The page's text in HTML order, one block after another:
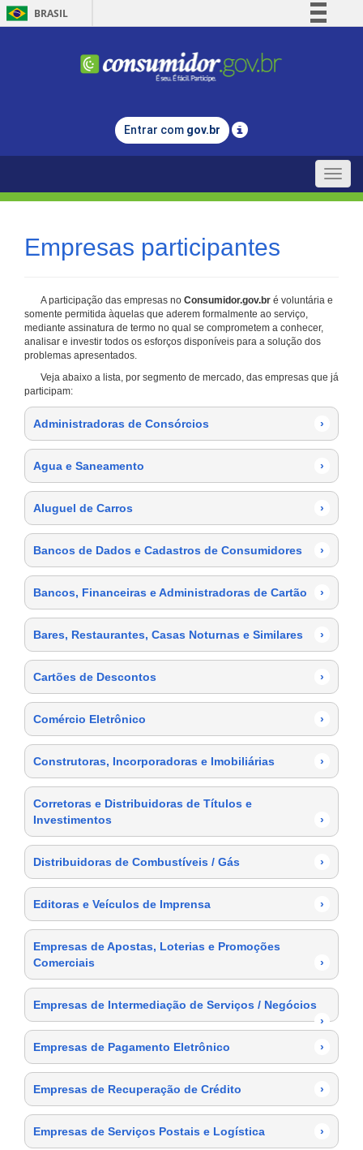
BRASIL
Comunica BR
Legislação
Entrar com gov.br
Toggle
Empresas participantes
A participação das empresas no Consumidor.gov.br é voluntária e
somente permitida àquelas que aderem formalmente ao serviço,
mediante assinatura de termo no qual se comprometem a conhecer,
analisar e investir todos os esforços disponíveis para a solução dos
problemas apresentados.
Veja abaixo a lista, por segmento de mercado, das empresas que já
participam:
Administradoras de Consórcios ›
Agua e Saneamento ›
Aluguel de Carros ›
Bancos de Dados e Cadastros de Consumidores ›
Bancos, Financeiras e Administradoras de Cartão ›
Bares, Restaurantes, Casas Noturnas e Similares ›
Cartões de Descontos ›
Comércio Eletrônico ›
Construtoras, Incorporadoras e Imobiliárias ›
Corretoras e Distribuidoras de Títulos e
Investimentos
›
Distribuidoras de Combustíveis / Gás ›
Editoras e Veículos de Imprensa ›
Empresas de Apostas, Loterias e Promoções
Comerciais
›
Empresas de Intermediação de Serviços / Negócios
›
Empresas de Pagamento Eletrônico
›
Empresas de Recuperação de Crédito ›
Empresas de Serviços Postais e Logística ›